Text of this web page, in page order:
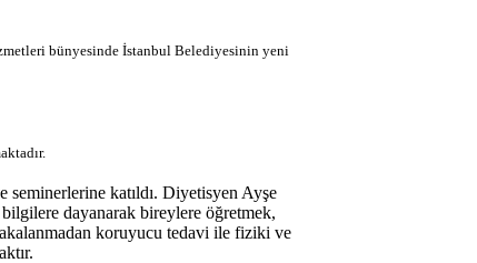
bünyesinde İstanbul Belediyesinin yeni
katıldı. Diyetisyen Ayşe
bilgilere dayanarak bireylere öğretmek,
koruyucu tedavi ile fiziki ve